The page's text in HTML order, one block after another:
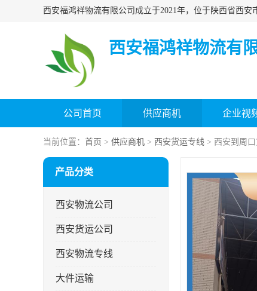
西安福鸿祥物流有
公司首页 供应商机 企业视
当前位置： 首页 > 供应商机 > 西安货运专线 > 西安到周
产品分类
西安物流公司
西安货运公司
西安物流专线
大件运输